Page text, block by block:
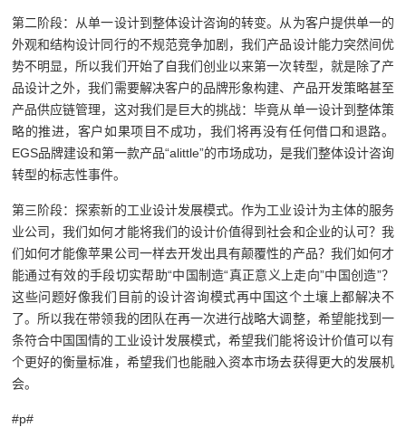
第二阶段：从单一设计到整体设计咨询的转变。从为客户提供单一的
外观和结构设计同行的不规范竞争加剧，我们产品设计能力突然间优
势不明显，所以我们开始了自我们创业以来第一次转型，就是除了产
品设计之外，我们需要解决客户的品牌形象构建、产品开发策略甚至
产品供应链管理，这对我们是巨大的挑战：毕竟从单一设计到整体策
略的推进，客户如果项目不成功，我们将再没有任何借口和退路。
EGS品牌建设和第一款产品“alittle”的市场成功，是我们整体设计咨询
转型的标志性事件。
第三阶段：探索新的工业设计发展模式。作为工业设计为主体的服务
业公司，我们如何才能将我们的设计价值得到社会和企业的认可？我
们如何才能像苹果公司一样去开发出具有颠覆性的产品？我们如何才
能通过有效的手段切实帮助“中国制造“真正意义上走向”中国创造”？
这些问题好像我们目前的设计咨询模式再中国这个土壤上都解决不
了。所以我在带领我的团队在再一次进行战略大调整，希望能找到一
条符合中国国情的工业设计发展模式，希望我们能将设计价值可以有
个更好的衡量标准，希望我们也能融入资本市场去获得更大的发展机
会。
#p#